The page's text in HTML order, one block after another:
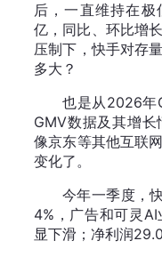
后，一直维持在
亿，同比、环比增
压制下，快手对存
多大？
也是从2026年
GMV数据及其增
像京东等其他互联
变化了。
今年一季度，
4%，广告和可灵
显下滑；净利润